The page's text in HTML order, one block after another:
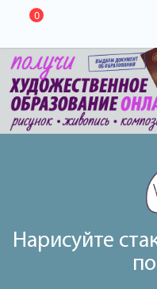
0
Нарисуйте